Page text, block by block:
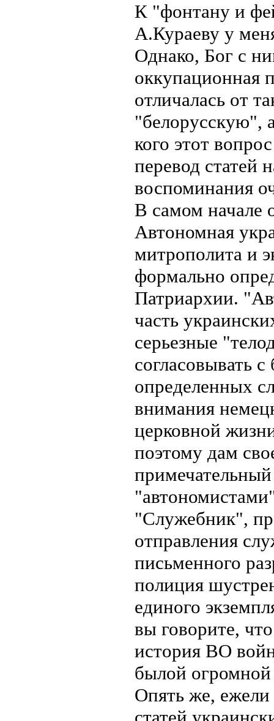
К "фонтану и
А.Кураеву у
Однако, Бог с
оккупационная
отличалась от
"белорусскую",
кого этот
перевод статей
воспоминания
В самом начале
Автономная
митрополита и
формально
Патриархии.
часть
серьезные
согласовывать
определенных
внимания
церковной
поэтому дам
"Служебник",
отправления
письменного
полиция
единого
вы говорите,
история ВО
былой
Опять же, ежели